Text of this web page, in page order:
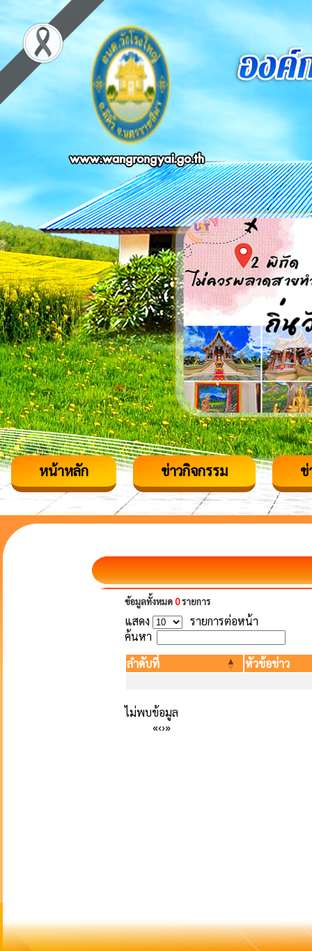
หน้าหลัก ข่าวกิจกรรม ข่
ข้อมูลทั้งหมด0รายการ
แสดง
รายการต่อหน้า
ค้นหา
ลำดับที่
หัวข้อข่าว
ไม่พบข้อมูล
«‹›»